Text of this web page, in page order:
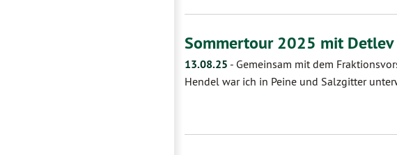
Sommertour 2025 mit Detlev
13.08.25 - Gemeinsam mit dem
Hendel war ich in Peine und Salzgitter